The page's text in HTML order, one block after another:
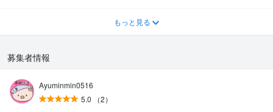
もっと見る
募集者情報
Ayuminmin0516
5.0
（2）